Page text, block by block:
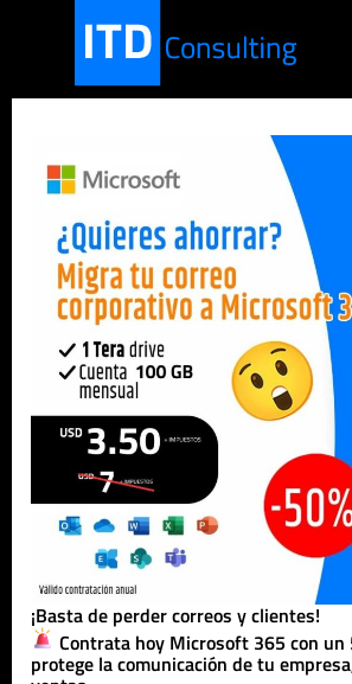
¡Basta de perder correos y clientes!
Contrata hoy Microsoft 365 con un
protege la comunicación de tu